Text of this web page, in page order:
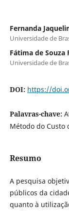
Fernanda
Universidade de
Fátima de Souza
Universidade de
DOI: https://
Palavras-chave:
Método do Custo
Resumo
A pesquisa
públicos da
quanto à